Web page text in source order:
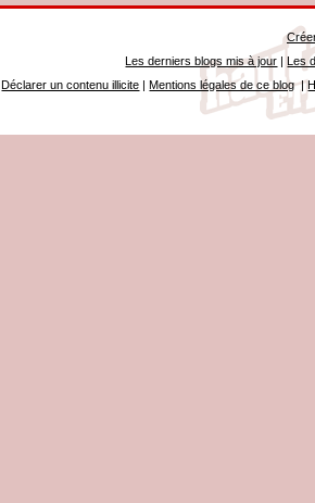
Les derniers blogs mis à jour |Les
Déclarer un contenu illicite |Mentions légales de ce blog|